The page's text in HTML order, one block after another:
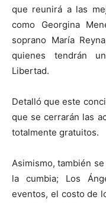
que reunirá a las
como Georgina
soprano María
quienes tendrán
Libertad.
Detalló que este
que se cerrarán las
totalmente gratuitos.
Asimismo, también
la cumbia; Los
eventos, el costo de